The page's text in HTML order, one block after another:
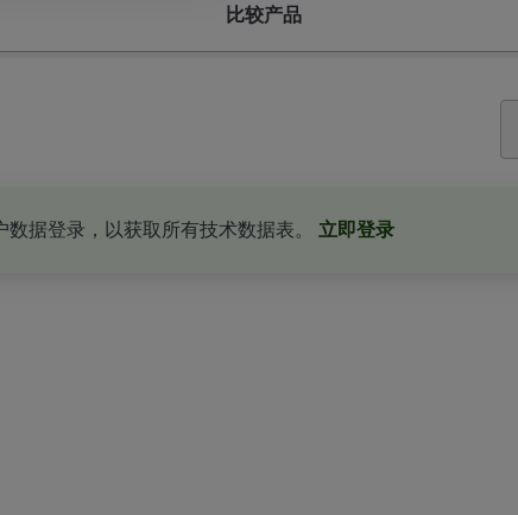
比较产品
数据登录，以获取所有技术数据表。 立即登录